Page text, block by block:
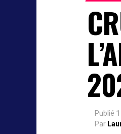
Publié
Par